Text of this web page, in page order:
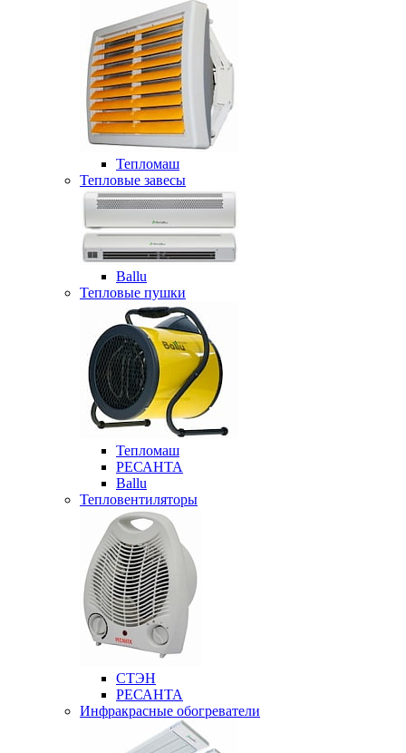
Тепломаш
Тепловые завесы
Ballu
Тепловые пушки
Тепломаш
РЕСАНТА
Ballu
Тепловентиляторы
СТЭН
РЕСАНТА
Инфракрасные обогреватели